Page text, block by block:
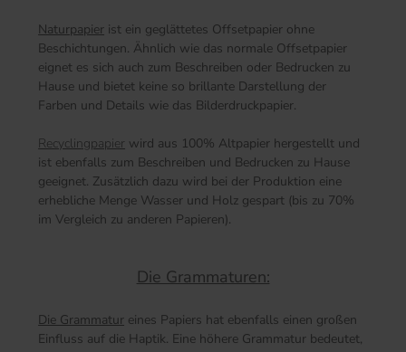
Naturpapier ist ein geglättetes Offsetpapier ohne
Beschichtungen. Ähnlich wie das normale Offsetpapier
eignet es sich auch zum Beschreiben oder Bedrucken zu
Hause und bietet keine so brillante Darstellung der
Farben und Details wie das Bilderdruckpapier.
Recyclingpapier wird aus 100% Altpapier hergestellt und
ist ebenfalls zum Beschreiben und Bedrucken zu Hause
geeignet. Zusätzlich dazu wird bei der Produktion eine
erhebliche Menge Wasser und Holz gespart (bis zu 70%
im Vergleich zu anderen Papieren).
Die Grammaturen:
Die Grammatur eines Papiers hat ebenfalls einen großen
Einfluss auf die Haptik. Eine höhere Grammatur bedeutet,